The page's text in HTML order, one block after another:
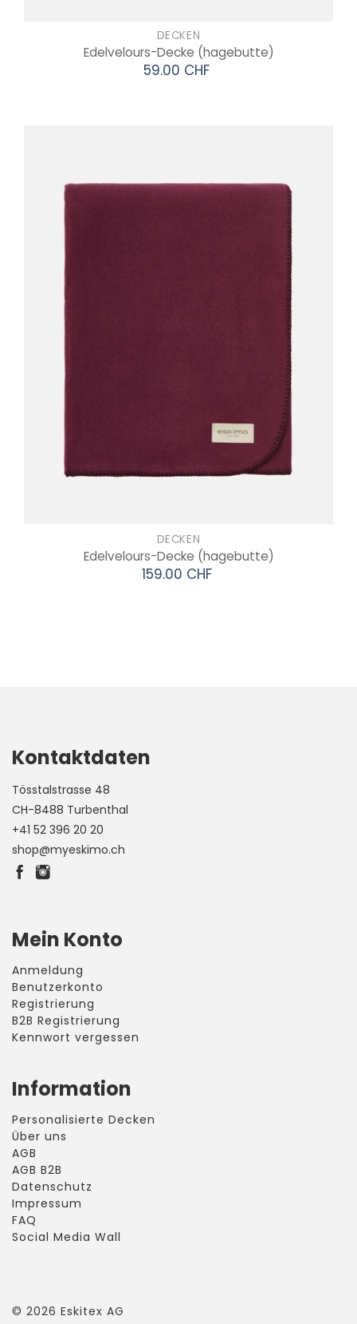
DECKEN
Edelvelours-Decke (hagebutte)
59.00 CHF
DECKEN
Edelvelours-Decke (hagebutte)
159.00 CHF
Kontaktdaten
Tösstalstrasse 48
CH-8488 Turbenthal
+41 52 396 20 20
shop@myeskimo.ch
Mein Konto
Anmeldung
Benutzerkonto
Registrierung
B2B Registrierung
Kennwort vergessen
Information
Personalisierte Decken
Über uns
AGB
AGB B2B
Datenschutz
Impressum
FAQ
Social Media Wall
© 2026 Eskitex AG